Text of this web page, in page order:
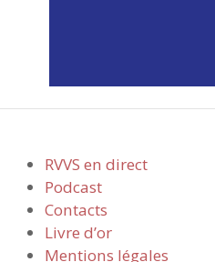
RVVS en direct
Podcast
Contacts
Livre d’or
Mentions légales